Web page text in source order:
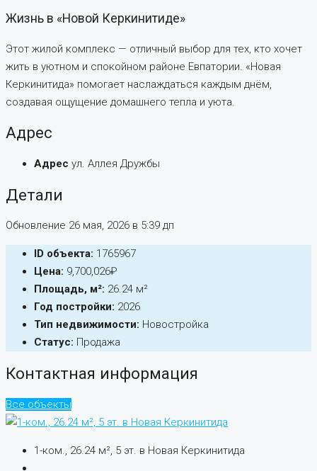
Жизнь в «Новой Керкинитиде»
Этот жилой комплекс — отличный выбор для тех, кто хочет
жить в уютном и спокойном районе Евпатории. «Новая
Керкинитида» помогает наслаждаться каждым днём,
создавая ощущение домашнего тепла и уюта.
Адрес
Адрес ул. Аллея Дружбы
Детали
Обновление 26 мая, 2026 в 5:39 дп
ID объекта: 1765967
Цена: 9,700,026₽
Площадь, м²: 26.24 м²
Год постройки: 2026
Тип недвижимости: Новостройка
Статус: Продажа
Контактная информация
Все объекты
1-ком., 26.24 м², 5 эт. в Новая Керкинитида